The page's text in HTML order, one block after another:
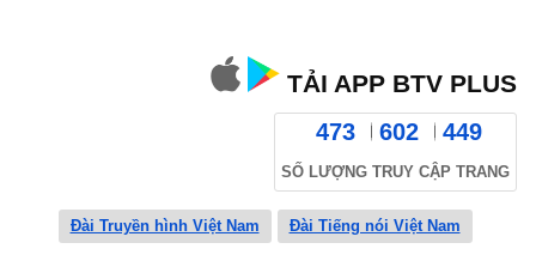
TẢI APP BTV PLUS
473 602 449
SỐ LƯỢNG TRUY CẬP TRANG
Đài Truyền hình Việt Nam Đài Tiếng nói Việt Nam